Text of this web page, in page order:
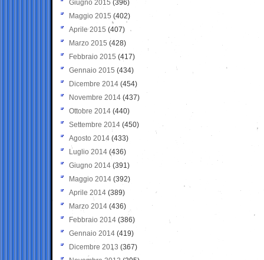
Giugno 2015 (396)
Maggio 2015 (402)
Aprile 2015 (407)
Marzo 2015 (428)
Febbraio 2015 (417)
Gennaio 2015 (434)
Dicembre 2014 (454)
Novembre 2014 (437)
Ottobre 2014 (440)
Settembre 2014 (450)
Agosto 2014 (433)
Luglio 2014 (436)
Giugno 2014 (391)
Maggio 2014 (392)
Aprile 2014 (389)
Marzo 2014 (436)
Febbraio 2014 (386)
Gennaio 2014 (419)
Dicembre 2013 (367)